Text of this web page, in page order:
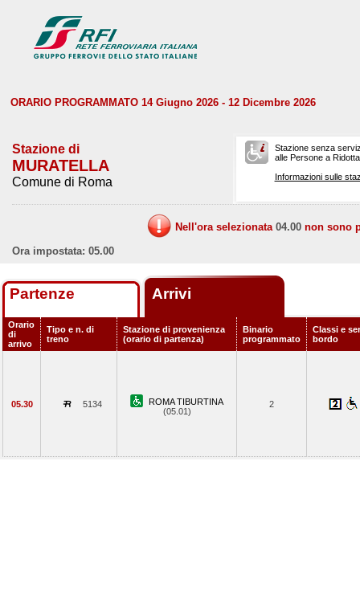
ORARIO PROGRAMMATO 14 Giugno 2026 - 12 Dicembre 2026
Stazione di
MURATELLA
Comune di Roma
Stazione senza
alle Persone a
Informazioni sulle
Nell'ora selezionata 04.00 non sono
Ora impostata: 05.00
Partenze Arrivi
Orario
di
arrivo
Tipo e n. di
treno
Stazione di provenienza
(orario di partenza)
Binario
programmato
Classi e
bordo
05.30 5134
ROMA TIBURTINA
(05.01)
2